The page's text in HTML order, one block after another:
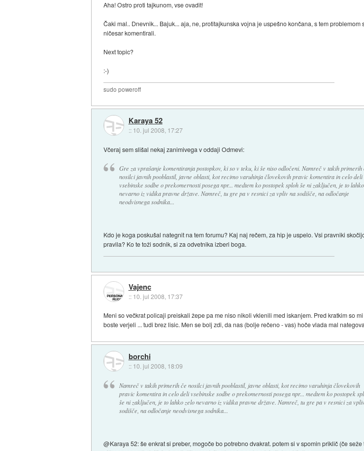
Aha! Ostro proti tajkunom, vse ovadit!
Čaki mal.. Dnevnik... Bajuk... aja, ne, protitajkunska vojna je uspešno končana, s tem
ničesar komentirali.
Next topic?
:-)
sudo poweroff
Karaya 52
:: 10. jul 2008, 17:27
Včeraj sem slišal nekaj zanimivega v oddaji Odmevi:
Gre za vprašanje komentiranja postopkov, ki so v teku, ki še niso odločeni. Namreč v takih primerih
nosilci javnih pooblastil, javne oblasti, kot recimo varuhinja človekovih pravic komentira in celo deli
vsebinske sodbe o prekomernosti posega npr... medtem ko postopek sploh še ni zaključen, je to
nevarno iz vidika pravne države. Namreč, tu gre pa v resnici za vpliv na sodišče, na odločanje
neodvisnega sodnika...
Kdo je koga poskušal nategnit na tem forumu? Kaj naj rečem, za hip je uspelo. Vsi pravniki
pravila? Ko te toži sodnik, si za odvetnika izberi boga.
Vajenc
:: 10. jul 2008, 17:37
Meni so večkrat policaji preiskali žepe pa me niso nikoli vklenili med iskanjem. Pred kratkim so
boste verjeli ... tudi brez lisic. Men se bolj zdi, da nas (bolje rečeno - vas) hoče vlada mal
borchi
:: 10. jul 2008, 18:09
Namreč v takih primerih če nosilci javnih pooblastil, javne oblasti, kot recimo varuhinja človekovih
pravic komentira in celo deli vsebinske sodbe o prekomernosti posega npr... medtem ko postopek
še ni zaključen, je to lahko zelo nevarno iz vidika pravne države. Namreč, tu gre pa v resnici za
sodišče, na odločanje neodvisnega sodnika...
@Karaya 52: še enkrat si preber, mogoče bo potrebno dvakrat. potem si v spomin priklič (če